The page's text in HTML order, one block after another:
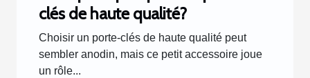
clés de haute qualité?
Choisir un porte-clés de haute qualité peut
sembler anodin, mais ce petit accessoire joue
un rôle...